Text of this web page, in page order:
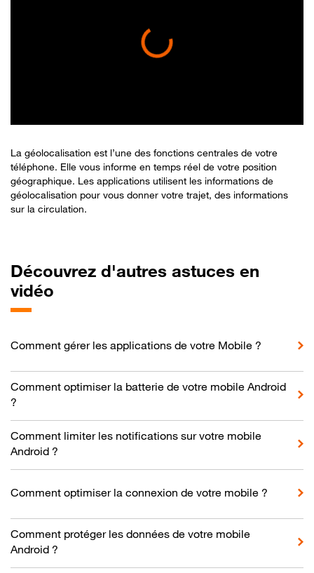
La géolocalisation est l’une des fonctions centrales de votre
téléphone. Elle vous informe en temps réel de votre position
géographique. Les applications utilisent les informations de
géolocalisation pour vous donner votre trajet, des informations
sur la circulation.
Découvrez d'autres astuces en
vidéo
Comment gérer les applications de votre Mobile ?
Comment optimiser la batterie de votre mobile Android
?
Comment limiter les notifications sur votre mobile
Android ?
Comment optimiser la connexion de votre mobile ?
Comment protéger les données de votre mobile
Android ?